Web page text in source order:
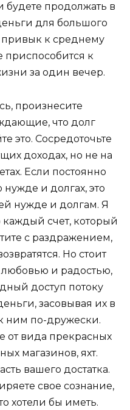
будете продолжать в
для большого
привык к среднему
к
за один вечер.
произнесите
что долг
это. Сосредоточьте
доходах, но не на
Если постоянно
и долгах, это
нужде и долгам. Я
счет, который
с раздражением,
Но стоит
любовью и радостью,
доступ потоку
засовывая их в
ним по-дружески.
от вида прекрасных
магазинов, яхт.
вашего достатка.
свое сознание,
хотели бы иметь.